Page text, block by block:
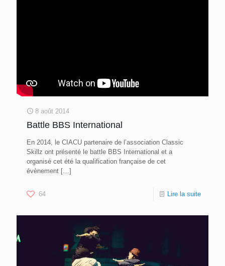
8 août 2014
Battle BBS International
En 2014, le CIACU partenaire de l’association Classic
Skillz ont présenté le battle BBS International et a
organisé cet été la qualification française de cet
évènement […]
64 Lire la suite